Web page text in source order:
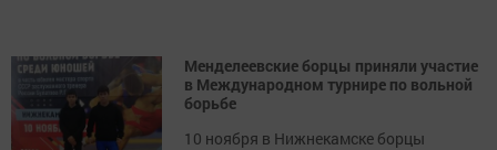
Менделеевские борцы приняли участие
в Международном турнире по вольной
борьбе
10 ноября в Нижнекамске борцы